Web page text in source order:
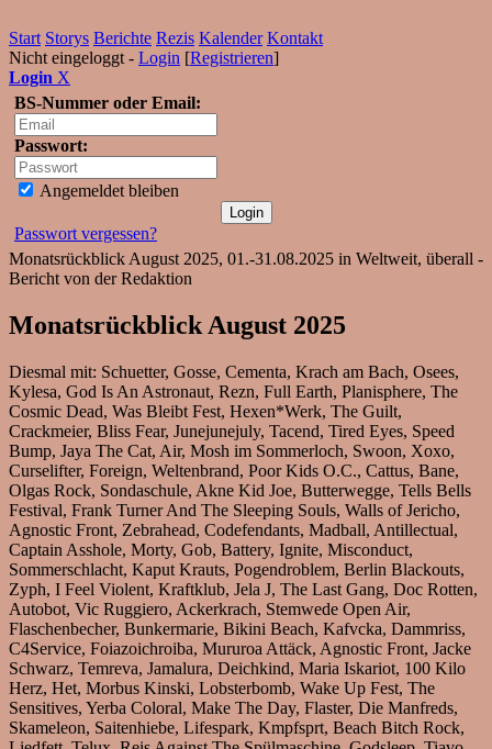
Start Storys Berichte Rezis Kalender Kontakt
Nicht eingeloggt - Login [Registrieren]
Login X
BS-Nummer oder Email:
Passwort:
Angemeldet bleiben
Passwort vergessen?
Monatsrückblick August 2025, 01.-31.08.2025 in Weltweit, überall -
Bericht von der Redaktion
Monatsrückblick August 2025
Diesmal mit: Schuetter, Gosse, Cementa, Krach am Bach, Osees,
Kylesa, God Is An Astronaut, Rezn, Full Earth, Planisphere, The
Cosmic Dead, Was Bleibt Fest, Hexen*Werk, The Guilt,
Crackmeier, Bliss Fear, Junejunejuly, Tacend, Tired Eyes, Speed
Bump, Jaya The Cat, Air, Mosh im Sommerloch, Swoon, Xoxo,
Curselifter, Foreign, Weltenbrand, Poor Kids O.C., Cattus, Bane,
Olgas Rock, Sondaschule, Akne Kid Joe, Butterwegge, Tells Bells
Festival, Frank Turner And The Sleeping Souls, Walls of Jericho,
Agnostic Front, Zebrahead, Codefendants, Madball, Antillectual,
Captain Asshole, Morty, Gob, Battery, Ignite, Misconduct,
Sommerschlacht, Kaput Krauts, Pogendroblem, Berlin Blackouts,
Zyph, I Feel Violent, Kraftklub, Jela J, The Last Gang, Doc Rotten,
Autobot, Vic Ruggiero, Ackerkrach, Stemwede Open Air,
Flaschenbecher, Bunkermarie, Bikini Beach, Kafvcka, Dammriss,
C4Service, Foiazoichroiba, Mururoa Attäck, Agnostic Front, Jacke
Schwarz, Temreva, Jamalura, Deichkind, Maria Iskariot, 100 Kilo
Herz, Het, Morbus Kinski, Lobsterbomb, Wake Up Fest, The
Sensitives, Yerba Coloral, Make The Day, Flaster, Die Manfreds,
Skameleon, Saitenhiebe, Lifespark, Kmpfsprt, Beach Bitch Rock,